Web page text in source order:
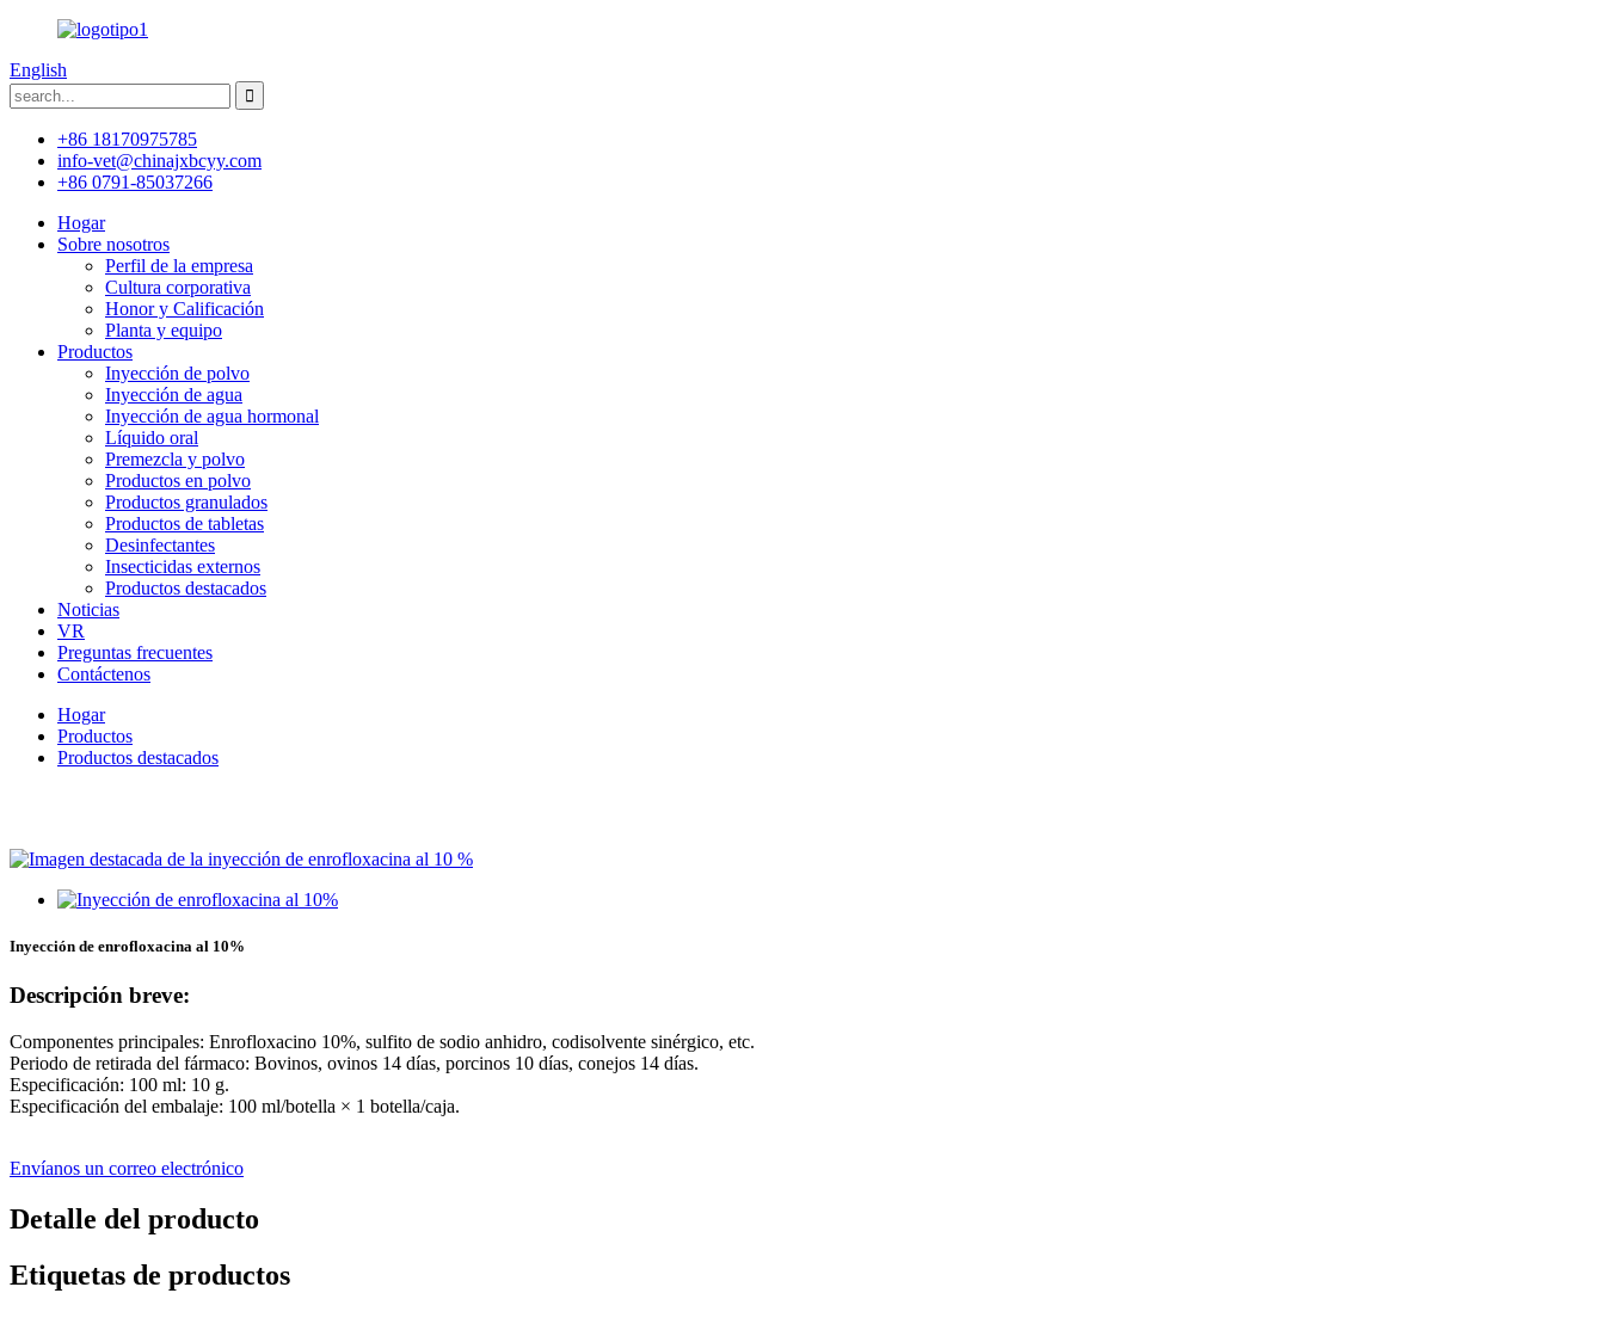
English
+86 18170975785
info-vet@chinajxbcyy.com
+86 0791-85037266
Hogar
Sobre nosotros
Perfil de la empresa
Cultura corporativa
Honor y Calificación
Planta y equipo
Productos
Inyección de polvo
Inyección de agua
Inyección de agua hormonal
Líquido oral
Premezcla y polvo
Productos en polvo
Productos granulados
Productos de tabletas
Desinfectantes
Insecticidas externos
Productos destacados
Noticias
VR
Preguntas frecuentes
Contáctenos
Hogar
Productos
Productos destacados
Inyección de enrofloxacina al 10%
Descripción breve:
Componentes principales: Enrofloxacino 10%, sulfito de sodio anhidro, codisolvente sinérgico, etc.
Periodo de retirada del fármaco: Bovinos, ovinos 14 días, porcinos 10 días, conejos 14 días.
Especificación: 100 ml: 10 g.
Especificación del embalaje: 100 ml/botella × 1 botella/caja.
Envíanos un correo electrónico
Detalle del producto
Etiquetas de productos